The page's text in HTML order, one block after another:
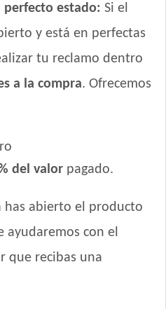
perfecto estado: Si el
y está en perfectas
tu reclamo dentro
a la compra. Ofrecemos
del valor pagado.
has abierto el producto
ayudaremos con el
que recibas una